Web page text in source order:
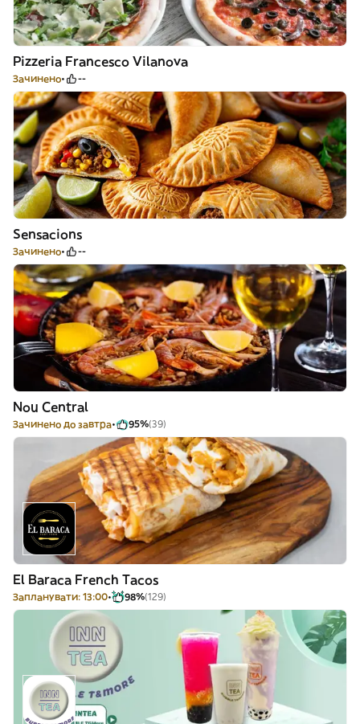
Pizzeria Francesco Vilanova
Зачинено --
Sensacions
Зачинено --
Nou Central
Зачинено до завтра 95%(39)
El Baraca French Tacos
Запланувати: 13:00 98%(129)